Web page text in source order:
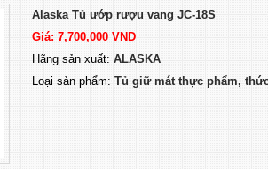
Alaska Tủ ướp rượu vang JC-18S
Giá: 7,700,000 VND
Hãng sản xuất: ALASKA
Loại sản phẩm: Tủ giữ mát thực phẩm,